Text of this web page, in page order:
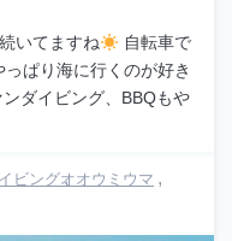
いてますね
自転車で
っぱり海に行くのが好き
ダイビング、BBQもや
ビングオオウミウマ